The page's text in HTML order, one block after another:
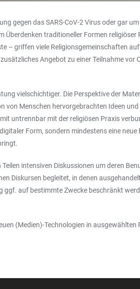
gegen das SARS-CoV-2 Virus oder gar
Überdenken traditioneller Formen
– griffen viele Religionsgemeinschaften
Angebot zu einer Teilnahme
vielschichtiger. Die Perspektive der
Menschen hervorgebrachten Ideen
untrennbar mit der religiösen Praxis
Form, sondern mindestens eine
intensiven Diskussionen um deren
Diskursen begleitet, in denen
auf bestimmte Zwecke beschränkt
(Medien)-Technologien in